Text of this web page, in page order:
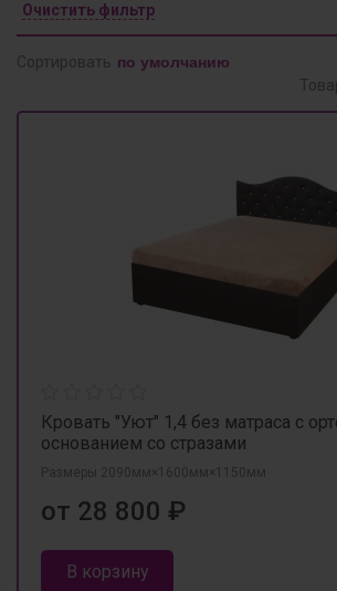
Очистить фильтр
Сортировать
Кровать "Уют" 1,4 без матраса с
основанием со стразами
Размеры 2090мм×1600мм×1150мм
от 28 800 ₽
В корзину